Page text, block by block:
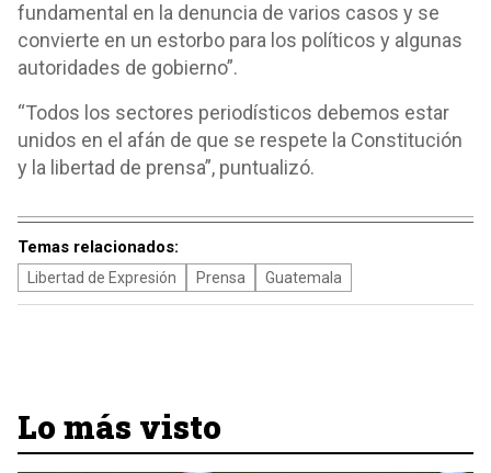
fundamental en la denuncia de varios casos y se
convierte en un estorbo para los políticos y algunas
autoridades de gobierno”.
“Todos los sectores periodísticos debemos estar
unidos en el afán de que se respete la Constitución
y la libertad de prensa”, puntualizó.
Temas relacionados:
Libertad de Expresión Prensa Guatemala
Lo más visto